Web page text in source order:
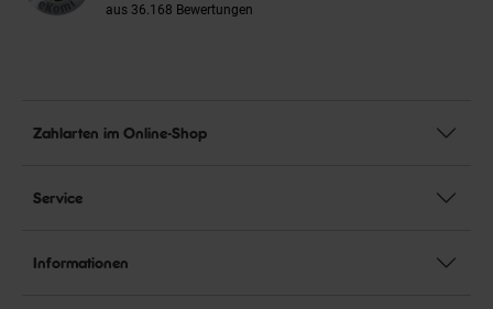
aus 36.168 Bewertungen
Zahlarten im Online-Shop
Service
Informationen